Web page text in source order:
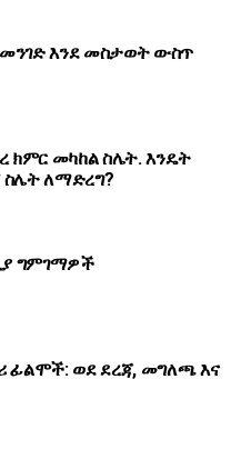
እንደ መስታወት ውስጥ
ክምር መካከል ስሌት. እንዴት
ስሌት ለማድረግ?
ግምገማዎች
ፊልሞች: ወደ ደረጃ, መግለጫ እና